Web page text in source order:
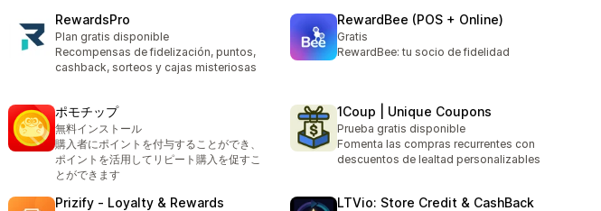
RewardsPro
Plan gratis disponible
Recompensas de fidelización, puntos,
cashback, sorteos y cajas misteriosas
RewardBee (POS + Online)
Gratis
RewardBee: tu socio de fidelidad
ポモチップ
無料インストール
購入者にポイントを付与することができ、
ポイントを活用してリピート購入を促すこ
とができます
1Coup | Unique Coupons
Prueba gratis disponible
Fomenta las compras recurrentes con
descuentos de lealtad personalizables
Prizify ‑ Loyalty & Rewards LTVio: Store Credit & CashBack